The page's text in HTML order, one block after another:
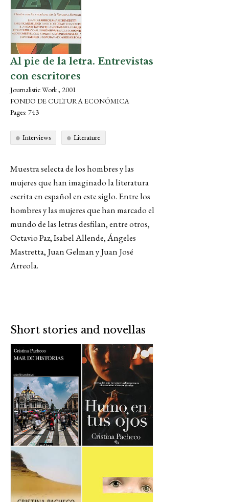
Al pie de la letra. Entrevistas
con escritores
Journalistic Work , 2001
FONDO DE CULTURA ECONÓMICA
Pages: 743
Interviews Literature
Muestra selecta de los hombres y las
mujeres que han imaginado la literatura
escrita en español en este siglo. Entre los
hombres y las mujeres que han marcado el
mundo de las letras desfilan, entre otros,
Octavio Paz, Isabel Allende, Ángeles
Mastretta, Juan Gelman y Juan José
Arreola.
Short stories and novellas